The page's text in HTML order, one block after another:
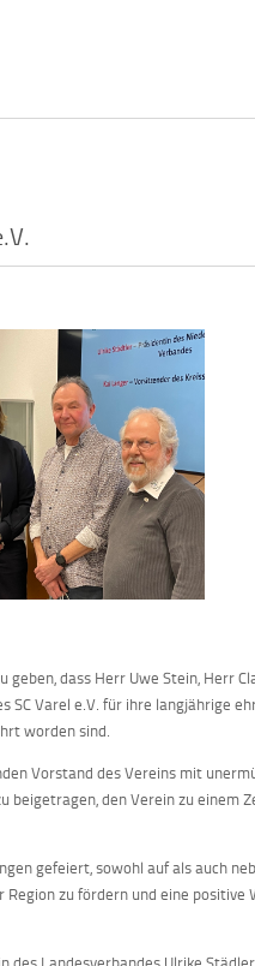
dass Herr Uwe Stein, Herr
SC Varel e.V. für ihre langjährige
worden sind.
Vorstand des Vereins mit
beigetragen, den Verein zu einem
gefeiert, sowohl auf als auch
zu fördern und eine positive